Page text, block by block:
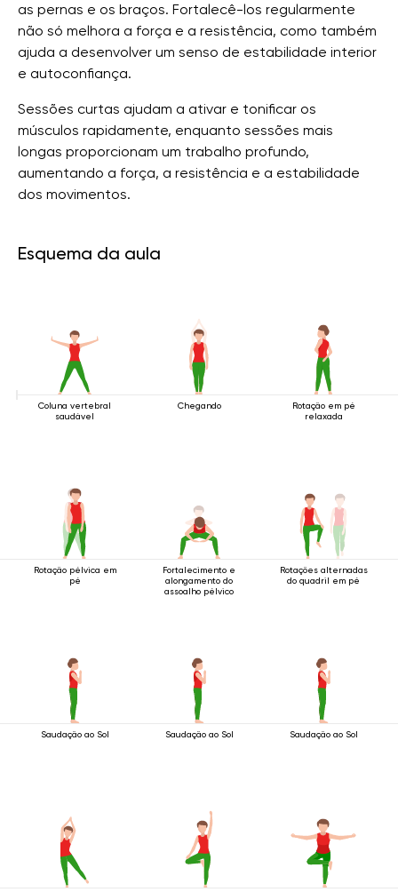
as pernas e os braços. Fortalecê-los regularmente
não só melhora a força e a resistência, como também
ajuda a desenvolver um senso de estabilidade interior
e autoconfiança.
Sessões curtas ajudam a ativar e tonificar os
músculos rapidamente, enquanto sessões mais
longas proporcionam um trabalho profundo,
aumentando a força, a resistência e a estabilidade
dos movimentos.
Esquema da aula
Coluna vertebral
saudável
Chegando
Rotação em pé
relaxada
Rotação pélvica em
pé
Fortalecimento e
alongamento do
assoalho pélvico
Rotações alternadas
do quadril em pé
Saudação ao Sol Saudação ao Sol Saudação ao Sol